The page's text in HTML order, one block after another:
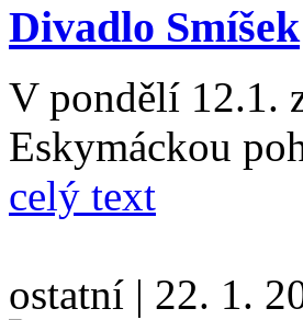
Divadlo Smíšek
V pondělí 12.1.
Eskymáckou
celý text
ostatní | 22. 1.